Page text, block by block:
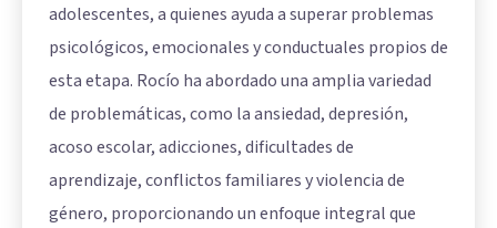
adolescentes, a quienes ayuda a superar problemas
psicológicos, emocionales y conductuales propios de
esta etapa. Rocío ha abordado una amplia variedad
de problemáticas, como la ansiedad, depresión,
acoso escolar, adicciones, dificultades de
aprendizaje, conflictos familiares y violencia de
género, proporcionando un enfoque integral que